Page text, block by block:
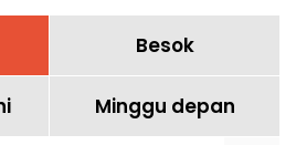
Besok
Minggu depan